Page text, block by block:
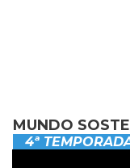
MUNDO
4ª